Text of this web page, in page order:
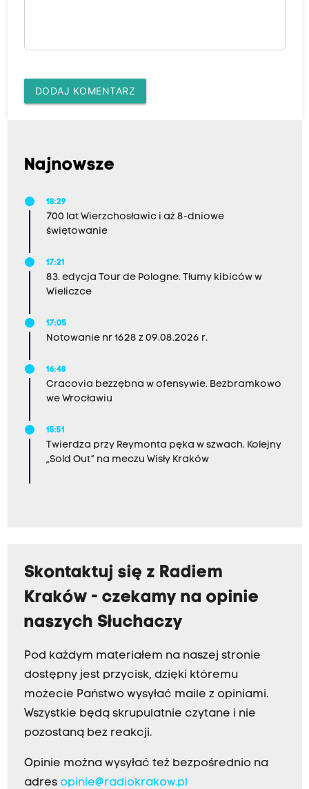
DODAJ KOMENTARZ
Najnowsze
18:29
700 lat Wierzchosławic i aż 8-dniowe
świętowanie
17:21
83. edycja Tour de Pologne. Tłumy kibiców w
Wieliczce
17:05
Notowanie nr 1628 z 09.08.2026 r.
16:48
Cracovia bezzębna w ofensywie. Bezbramkowo
we Wrocławiu
15:51
Twierdza przy Reymonta pęka w szwach. Kolejny
„Sold Out” na meczu Wisły Kraków
Skontaktuj się z Radiem
Kraków - czekamy na opinie
naszych Słuchaczy
Pod każdym materiałem na naszej stronie
dostępny jest przycisk, dzięki któremu
możecie Państwo wysyłać maile z opiniami.
Wszystkie będą skrupulatnie czytane i nie
pozostaną bez reakcji.
Opinie można wysyłać też bezpośrednio na
adres opinie@radiokrakow.pl